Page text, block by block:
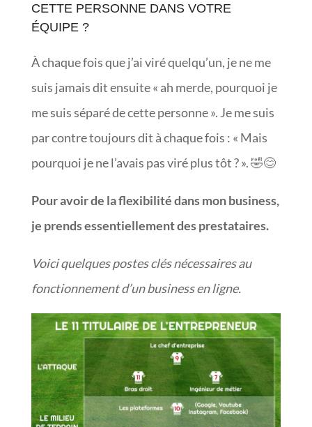
CETTE PERSONNE DANS VOTRE
ÉQUIPE ?
À chaque fois que j’ai viré quelqu’un, je ne me
suis jamais dit ensuite « ah merde, pourquoi je
me suis séparé de cette personne ». Je me suis
par contre toujours dit à chaque fois : « Mais
pourquoi je ne l’avais pas viré plus tôt ? ». 🤣😊
Pour avoir de la flexibilité dans mon business,
je prends essentiellement des prestataires.
Voici quelques postes clés nécessaires au
fonctionnement d’un business en ligne.